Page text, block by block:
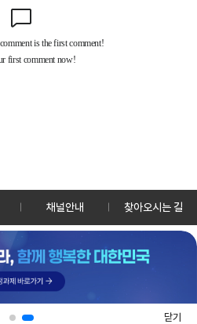
닫기
채널안내 찾아오시는 길
2청사로 13 한국정책방송원 KTV
204-8000
방송 All Rights Reserved.